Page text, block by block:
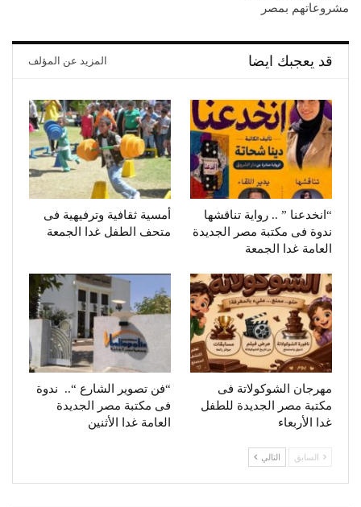
مشروعاتهم بمصر
قد يعجبك ايضا المزيد عن المؤلف
“انخدعنا ” .. رواية تناقشها
ندوة فى مكتبة مصر الجديدة
العامة غدا الجمعة
أمسية ثقافية وترفيهية فى
متحف الطفل غدا الجمعة
مهرجان الشوكولاتة فى
مكتبة مصر الجديدة للطفل
غدا الأربعاء
“فن تصوير الشارع “.. ندوة
فى مكتبة مصر الجديدة
العامة غدا الأثنين
السابق التالي